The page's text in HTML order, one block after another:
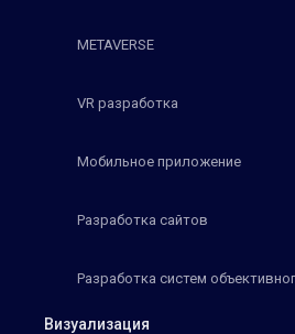
METAVERSE
VR разработка
Мобильное приложение
Разработка сайтов
Разработка систем
Визуализация